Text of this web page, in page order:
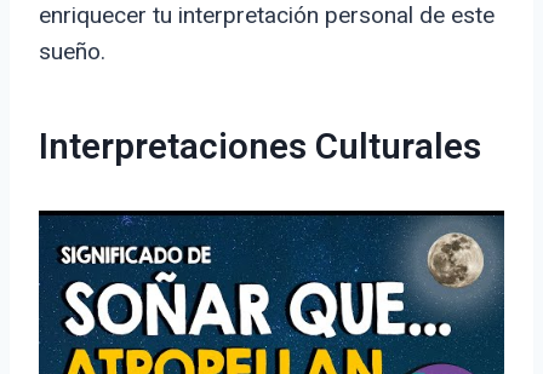
enriquecer tu interpretación personal de este
sueño.
Interpretaciones Culturales